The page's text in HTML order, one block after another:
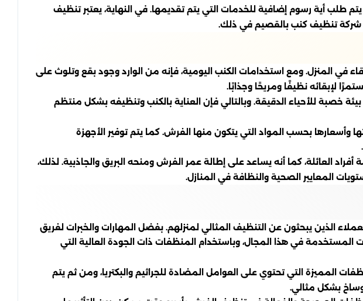
أية رسوم إضافية للخدمات التي يتم تقديمها. في النهاية، يعتبر تنظيف
شركة تنظيف كنب بالقصيم في ذلك.
في المنزل. ومع استخدامات الكنب اليومية، فإنه من الوارد وجود بقع وتلوث على
لإبقائه نظيفًا ومريحًا وجذابًا.
خصبة للأحياء الدقيقة. وبالتالي فإن العناية بالكنب وتنظيفه بشكل منتظم
وأسعارها بحسب المواد التي يتكون منها الفرش. كما يتم توفير الأجهزة
العائلة، كما أنه يساعد على إطالة عمر الفرش ومنحه البريق والجاذبية. لذلك،
المعايير الصحية والنظافة في المنازل.
الذين يبحثون عن التنظيف المثالي لمنزلهم. بفضل المهارات والخبرات لفريق
في هذا المجال، وباستخدام المنظفات ذات الجودة العالية التي
التي تحتوي على العوامل المضادة للجراثيم والبكتريا، ومن ثم يتم
بشكل مثالي.